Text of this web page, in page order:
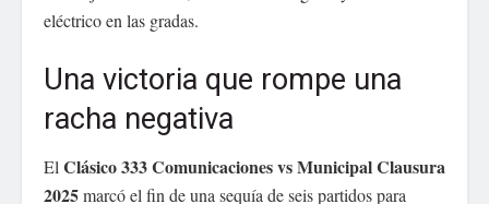
eléctrico en las gradas.
Una victoria que rompe una
racha negativa
ElClásico 333 Comunicaciones vs Municipal Clausura
2025marcó el fin de una sequía de seis partidos para